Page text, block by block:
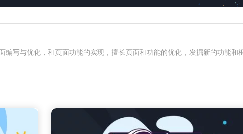
编写与优化，和页面功能的实现，擅长页面和功能的优化，发掘新的功能和